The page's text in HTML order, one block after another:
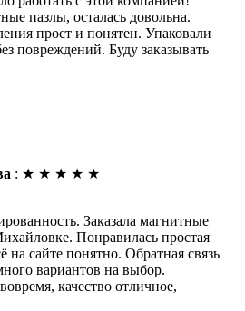
пазлы, осталась довольна.
прост и понятен. Упаковали
повреждений. Буду заказывать
: ★ ★ ★ ★ ★
Заказала магнитные
Понравилась простая
на сайте понятно. Обратная связь
вариантов на выбор.
качество отличное,